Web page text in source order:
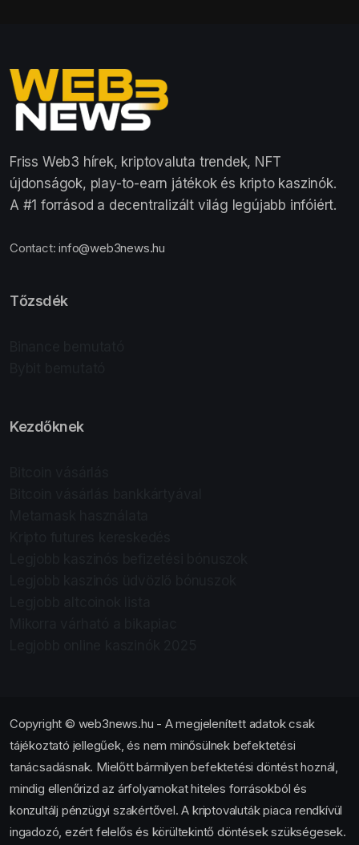
Friss Web3 hírek, kriptovaluta trendek, NFT
újdonságok, play-to-earn játékok és kripto kaszinók.
A #1 forrásod a decentralizált világ legújabb infóiért.
Contact:info@web3news.hu
Tőzsdék
Kezdőknek
Copyright © web3news.hu - A megjelenített adatok csak
tájékoztató jellegűek, és nem minősülnek befektetési
tanácsadásnak. Mielőtt bármilyen befektetési döntést hoznál,
mindig ellenőrizd az árfolyamokat hiteles forrásokból és
konzultálj pénzügyi szakértővel. A kriptovaluták piaca rendkívül
ingadozó, ezért felelős és körültekintő döntések szükségesek.